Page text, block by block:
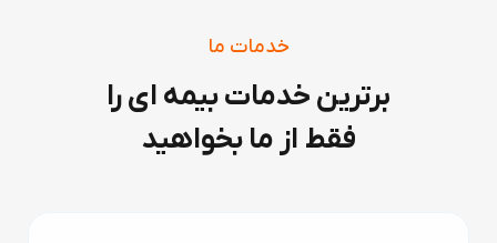
خدمات ما
برترین خدمات بیمه ای را
فقط از ما بخواهید